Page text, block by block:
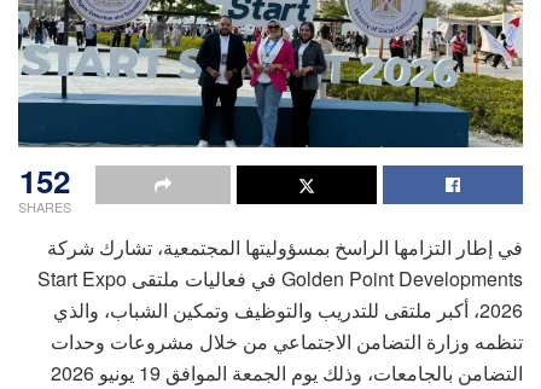
152
SHARES
في إطار التزامها الراسخ بمسؤوليتها المجتمعية، تشارك شركة
Golden Point Developments في فعاليات ملتقى Start Expo
2026، أكبر ملتقى للتدريب والتوظيف وتمكين الشباب، والذي
تنظمه وزارة التضامن الاجتماعي من خلال مشروعات وحدات
التضامن بالجامعات، وذلك يوم الجمعة الموافق 19 يونيو 2026